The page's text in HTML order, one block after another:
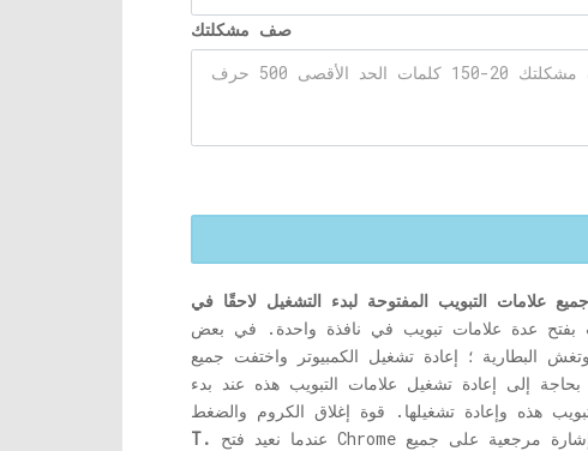
صف مشكلتك
بفتح عدة علامات تبويب في نافذة واحدة. في بعض
الطاقة وتغش البطارية ؛ إعادة تشغيل الكمبيوتر واختفت جميع
بحاجة إلى إعادة تشغيل علامات التبويب هذه عند بدء
T.